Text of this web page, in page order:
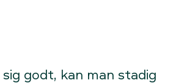
godt, kan man stadig